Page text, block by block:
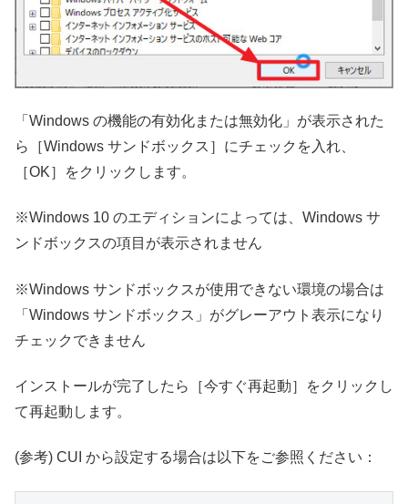
「Windows の機能の有効化または無効化」が表示された
ら［Windows サンドボックス］にチェックを入れ、
［OK］をクリックします。
※Windows 10 のエディションによっては、Windows サ
ンドボックスの項目が表示されません
※Windows サンドボックスが使用できない環境の場合は
「Windows サンドボックス」がグレーアウト表示になり
チェックできません
インストールが完了したら［今すぐ再起動］をクリックし
て再起動します。
(参考) CUI から設定する場合は以下をご参照ください：